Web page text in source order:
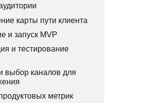
карты пути клиента
и запуск MVP
и тестирование
выбор каналов для
метрик